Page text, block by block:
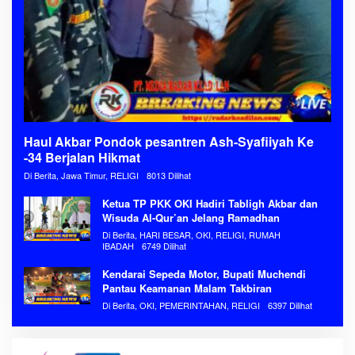
Haul Akbar Pondok pesantren Ash-Syafiiyah Ke
-34 Berjalan Hikmat
Di Berita, Jawa Timur, RELIGI 8013 Dilihat
Ketua TP PKK OKI Hadiri Tabligh Akbar dan
Wisuda Al-Qur’an Jelang Ramadhan
Di Berita, HARI BESAR, OKI, RELIGI, RUMAH
IBADAH
6749 Dilihat
Kendarai Sepeda Motor, Bupati Muchendi
Pantau Keamanan Malam Takbiran
Di Berita, OKI, PEMERINTAHAN, RELIGI 6397 Dilihat